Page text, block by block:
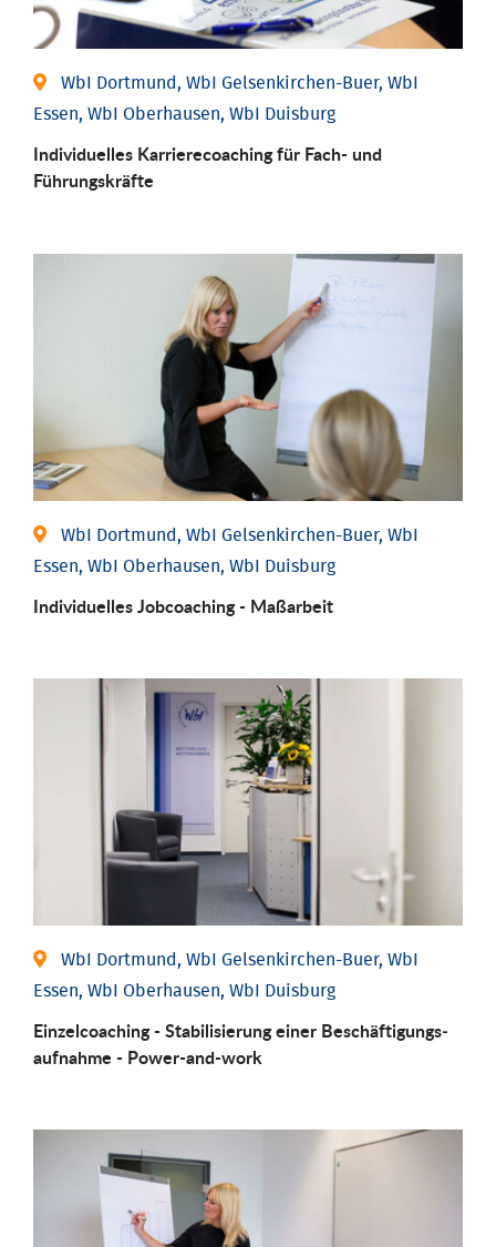
WbI Dortmund, WbI Gelsenkirchen-Buer, WbI
Essen, WbI Oberhausen, WbI Duisburg
Individu­elles Karrierecoaching für Fach-­ und
Führungs­kräfte
WbI Dortmund, WbI Gelsenkirchen-Buer, WbI
Essen, WbI Oberhausen, WbI Duisburg
Individu­elles Job­coaching - Maßarbeit
WbI Dortmund, WbI Gelsenkirchen-Buer, WbI
Essen, WbI Oberhausen, WbI Duisburg
Einzel­coaching - Stabili­sierung einer Be­schäftigungs­
aufnahme - Power-and-work